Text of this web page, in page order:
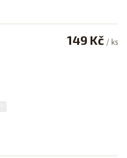
149 Kč / ks